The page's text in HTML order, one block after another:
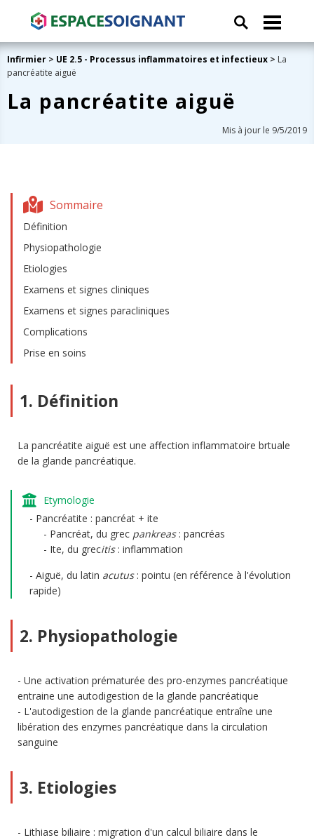
Infirmier > UE 2.5 - Processus inflammatoires et infectieux > La
pancréatite aiguë
La pancréatite aiguë
Mis à jour le 9/5/2019
Sommaire
Définition
Physiopathologie
Etiologies
Examens et signes cliniques
Examens et signes paracliniques
Complications
Prise en soins
1. Définition
La pancréatite aiguë est une affection inflammatoire brtuale
de la glande pancréatique.
Etymologie
Pancréatite : pancréat + ite
Pancréat, du grec pankreas: pancréas
Ite, du grecitis: inflammation
Aiguë, du latin acutus: pointu (en référence à l'évolution
rapide)
2. Physiopathologie
Une activation prématurée des pro-enzymes pancréatique
entraine une autodigestion de la glande pancréatique
L'autodigestion de la glande pancréatique entraîne une
libération des enzymes pancréatique dans la circulation
sanguine
3. Etiologies
Lithiase biliaire : migration d'un calcul biliaire dans le